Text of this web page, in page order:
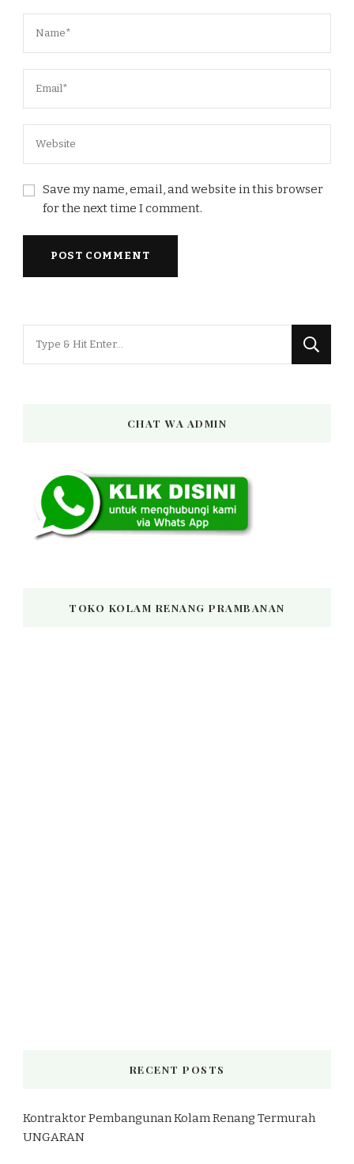
Save my name, email, and website in this browser
for the next time I comment.
CHAT WA ADMIN
TOKO KOLAM RENANG PRAMBANAN
RECENT POSTS
Kontraktor Pembangunan Kolam Renang Termurah
UNGARAN